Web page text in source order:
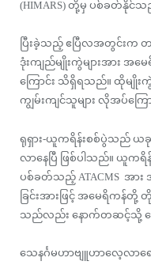
(HIMARS) တို့မှ ပစ်ခတ်နိုင်သ
ပြီးခဲ့သည့် ဧပြီလအတွင်းက တ
ဒုံးကျည်မျိုးကွဲများအား အ
ကြောင်း သိရှိရသည်။ ထိုမျို
ကျွမ်းကျင်သူများ လိုအပ်ကြ
ရုရှား-ယူကရိန်းစစ်ပွဲသည် ယ
လာနေပြီ ဖြစ်ပါသည်။ ယူ
ပစ်ခတ်သည့် ATACMS အာ
ခြင်းအားဖြင့် အမေရိက
သည်လည်း နောက်တဆင့်သို့ ရ
သေနင်္ဂမဟာဗျူဟာလေ့လာရ